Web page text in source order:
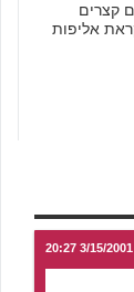
קצרים
אליפות
3/15/2001 20:27